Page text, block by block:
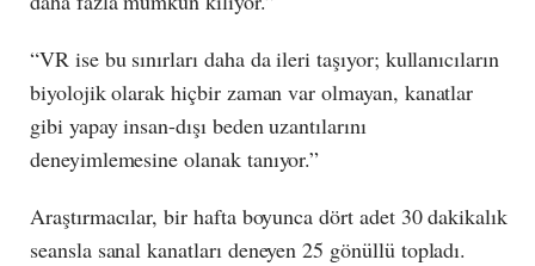
“VR ise bu sınırları daha da ileri taşıyor; kullanıcıların
biyolojik olarak hiçbir zaman var olmayan, kanatlar
gibi yapay insan-dışı beden uzantılarını
deneyimlemesine olanak tanıyor.”
Araştırmacılar, bir hafta boyunca dört adet 30 dakikalık
seansla sanal kanatları deneyen 25 gönüllü topladı.